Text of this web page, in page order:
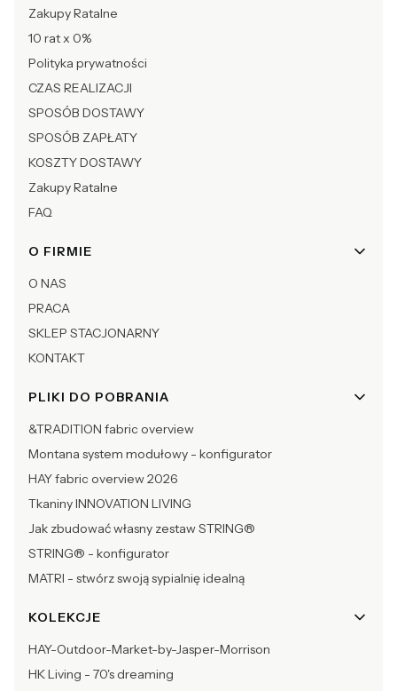
Zakupy Ratalne
10 rat x 0%
Polityka prywatności
CZAS REALIZACJI
SPOSÓB DOSTAWY
SPOSÓB ZAPŁATY
KOSZTY DOSTAWY
Zakupy Ratalne
FAQ
O FIRMIE
O NAS
PRACA
SKLEP STACJONARNY
KONTAKT
PLIKI DO POBRANIA
&TRADITION fabric overview
Montana system modułowy - konfigurator
HAY fabric overview 2026
Tkaniny INNOVATION LIVING
Jak zbudować własny zestaw STRING®
STRING® - konfigurator
MATRI - stwórz swoją sypialnię idealną
KOLEKCJE
HAY-Outdoor-Market-by-Jasper-Morrison
HK Living - 70's dreaming